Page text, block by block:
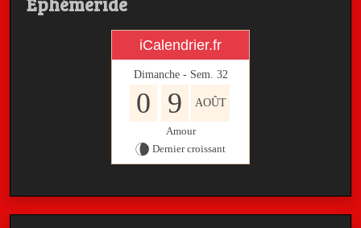
iCalendrier.fr
Dimanche - Sem. 32
0 9 AOÛT
Amour
Dernier croissant